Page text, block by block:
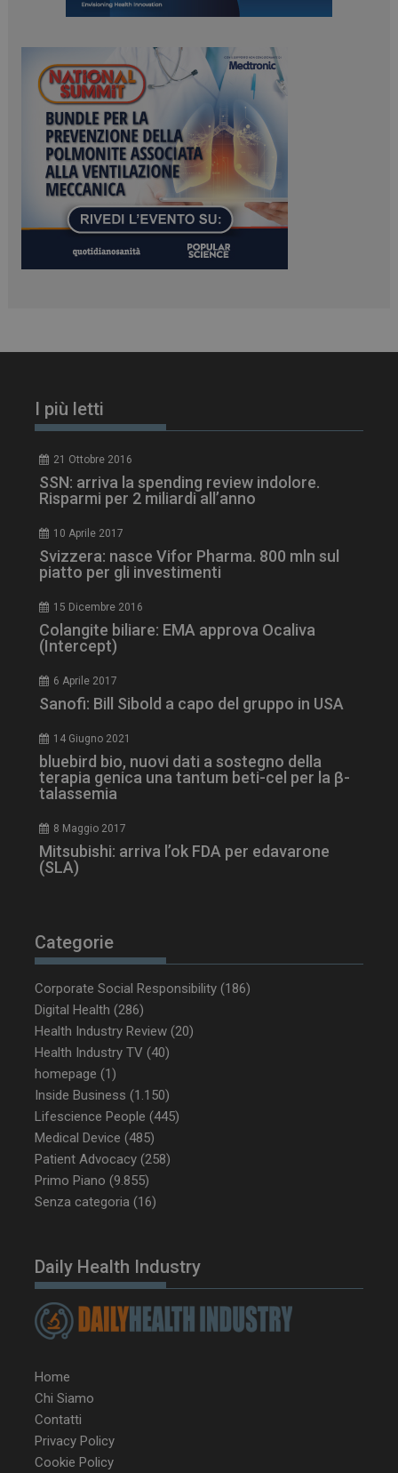
I più letti
21 Ottobre 2016
SSN: arriva la spending review indolore.
Risparmi per 2 miliardi all’anno
10 Aprile 2017
Svizzera: nasce Vifor Pharma. 800 mln sul
piatto per gli investimenti
15 Dicembre 2016
Colangite biliare: EMA approva Ocaliva
(Intercept)
6 Aprile 2017
Sanofi: Bill Sibold a capo del gruppo in USA
14 Giugno 2021
bluebird bio, nuovi dati a sostegno della
terapia genica una tantum beti-cel per la β-
talassemia
8 Maggio 2017
Mitsubishi: arriva l’ok FDA per edavarone
(SLA)
Categorie
Corporate Social Responsibility (186)
Digital Health (286)
Health Industry Review (20)
Health Industry TV (40)
homepage (1)
Inside Business (1.150)
Lifescience People (445)
Medical Device (485)
Patient Advocacy (258)
Primo Piano (9.855)
Senza categoria (16)
Daily Health Industry
Home
Chi Siamo
Contatti
Privacy Policy
Cookie Policy
ARRAffinitySameSite
Microsoft Corporation
.www.dailyhealthindustry.it
PHPSESSID
www.dailyhealthindustry.it
tracking-sites-
ironfish-session-id
ARRAffinity
Microsoft Corporation
.www.dailyhealthindustry.it
_ga_Z2VT792F98
tracking-sites-
CookieScriptConsent
CookieScript
www.dailyhealthindustry.it